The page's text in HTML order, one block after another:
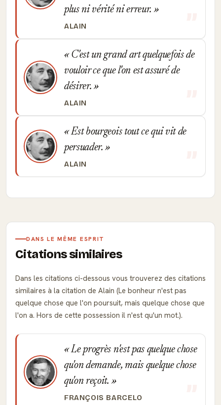
plus ni vérité ni erreur.
ALAIN
C'est un grand art quelquefois de
vouloir ce que l'on est assuré de
désirer.
ALAIN
Est bourgeois tout ce qui vit de
persuader.
ALAIN
DANS LE MÊME ESPRIT
Citations similaires
Dans les citations ci-dessous vous trouverez des citations
similaires à la citation de Alain (Le bonheur n'est pas
quelque chose que l'on poursuit, mais quelque chose que
l'on a. Hors de cette possession il n'est qu'un mot.).
Le progrès n'est pas quelque chose
qu'on demande, mais quelque chose
qu'on reçoit.
FRANÇOIS BARCELO